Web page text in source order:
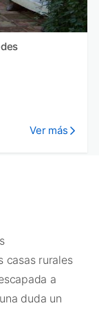
Ver más
casas rurales
a
duda un